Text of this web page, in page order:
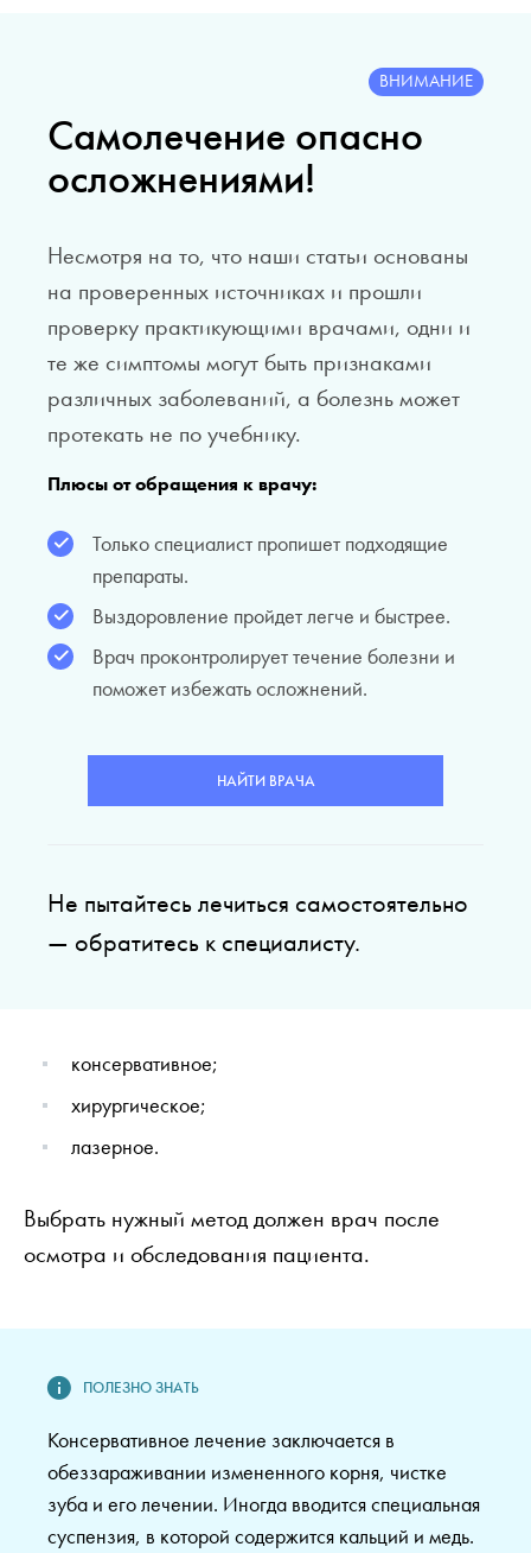
Самолечение опасно
осложнениями!
ВНИМАНИЕ
Несмотря на то, что наши статьи основаны
на проверенных источниках и прошли
проверку практикующими врачами, одни и
те же симптомы могут быть признаками
различных заболеваний, а болезнь может
протекать не по учебнику.
Плюсы от обращения к врачу:
Только специалист пропишет подходящие
препараты.
Выздоровление пройдет легче и быстрее.
Врач проконтролирует течение болезни и
поможет избежать осложнений.
НАЙТИ ВРАЧА
Не пытайтесь лечиться самостоятельно
— обратитесь к специалисту.
консервативное;
хирургическое;
лазерное.
Выбрать нужный метод должен врач после
осмотра и обследования пациента.
Консервативное лечение заключается в
обеззараживании измененного корня, чистке
зуба и его лечении. Иногда вводится специальная
суспензия, в которой содержится кальций и медь.